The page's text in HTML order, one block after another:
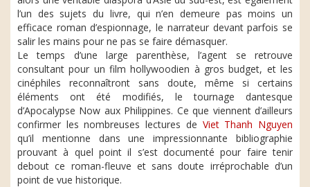
l’un des sujets du livre, qui n’en demeure pas moins un
efficace roman d’espionnage, le narrateur devant parfois se
salir les mains pour ne pas se faire démasquer.
Le temps d’une large parenthèse, l’agent se retrouve
consultant pour un film hollywoodien à gros budget, et les
cinéphiles reconnaîtront sans doute, même si certains
éléments ont été modifiés, le tournage dantesque
d’Apocalypse Now aux Philippines. Ce que viennent d’ailleurs
confirmer les nombreuses lectures de Viet Thanh Nguyen
qu’il mentionne dans une impressionnante bibliographie
prouvant à quel point il s’est documenté pour faire tenir
debout ce roman-fleuve et sans doute irréprochable d’un
point de vue historique.